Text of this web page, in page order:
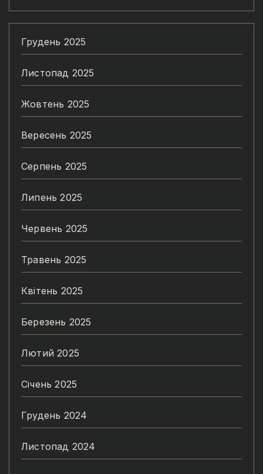
Грудень 2025
Листопад 2025
Жовтень 2025
Вересень 2025
Серпень 2025
Липень 2025
Червень 2025
Травень 2025
Квітень 2025
Березень 2025
Лютий 2025
Січень 2025
Грудень 2024
Листопад 2024